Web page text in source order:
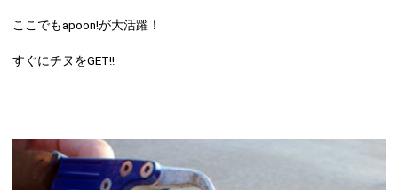
ここでもapoon!が大活躍！
すぐにチヌをGET!!